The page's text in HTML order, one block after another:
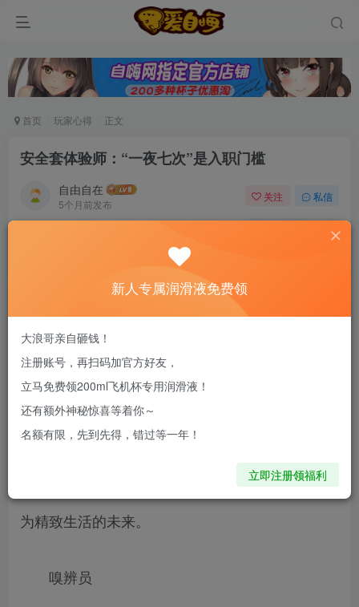
首页 玩家心得 正文
安全套体验师：“一夜七次”是入职门槛
自由自在
5个月前发布
关注 私信
新老司机速来！注册自嗨网+扫码加好友，即
送200ml润滑液→
内容摘要：闻空气中是否有异味，体验安全套是否
够薄够滑，居然都是一门职业？
“三百六十五行”，正在发生变化。有些在裂
新的生活方式、新的生活需求而产生，它们指向更
为精致生活的未来。
嗅辨员
新人专属润滑液免费领
大浪哥亲自砸钱！
注册账号，再扫码加官方好友，
立马免费领200ml飞机杯专用润滑液！
还有额外神秘惊喜等着你～
名额有限，先到先得，错过等一年！
立即注册领福利